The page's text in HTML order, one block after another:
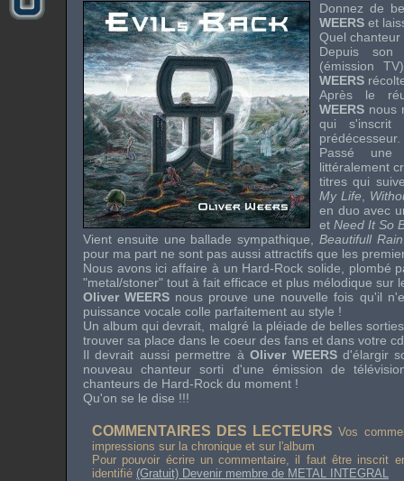
Donnez de
WEERS et
Quel
Depuis
(émission TV
WEERS
Après le
WEERS nous
qui
prédécesseur.
Passé une
littéralement
titres qui
My Life
en duo avec
et Need It So
Vient ensuite une ballade sympathique, Beautifull Rain
pour ma part ne sont pas aussi attractifs que les
Nous avons ici affaire à un Hard-Rock solide, plombé
"metal/stoner" tout à fait efficace et plus mélodique sur
Oliver WEERS nous prouve une nouvelle fois qu'il
puissance vocale colle parfaitement au style !
Un album qui devrait, malgré la pléiade de belles
trouver sa place dans le coeur des fans et dans votre
Il devrait aussi permettre àOliver WEERSd'élargir
nouveau chanteur sorti d'une émission de
chanteurs de Hard-Rock du moment !
Qu'on se le dise !!!
COMMENTAIRES DES LECTEURS Vos
impressions sur la chronique et sur l'album
Pour pouvoir écrire un commentaire, il faut être inscrit
identifié (Gratuit) Devenir membre de METAL INTEGRAL